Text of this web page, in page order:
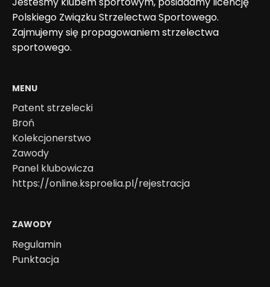
Polskiego Związku Strzelectwa Sportowego.
Zajmujemy się propagowaniem strzelectwa
sportowego.
MENU
Patent strzelecki
Broń
Kolekcjonerstwo
Zawody
Panel klubowicza
https://online.ksproelia.pl/rejestracja
ZAWODY
Regulamin
Punktacja